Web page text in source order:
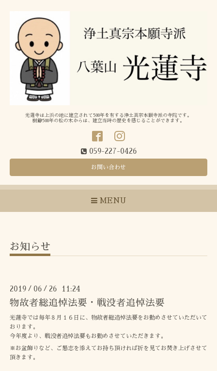
光蓮寺は上浜の地に建立されて500年を有する浄土真宗本願寺派の寺院です。
樹齢500年の松の木からは、建立当時の歴史を感じることができます。
059-227-0426
お問い合わせ
MENU
お知らせ
2019 / 06 / 26 11:24
物故者総追悼法要・戦没者追悼法要
光蓮寺では毎年８月１６日に、物故者総追悼法要をお勤めさせていただいて
おります。
今年度より、戦没者追悼法要もお勤めさせていただきます。
※お盆飾りなど、ご懇志を添えてお持ち頂ければ折を見てお焚き上げさせて
頂きます。